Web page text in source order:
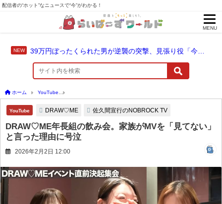
配信者の“ホット”なニュースで“今”がわかる！
MENU
ホーム YouTube
YouTube DRAW♡ME 佐久間宣行のNOBROCK TV
DRAW♡ME年長組の飲み会。家族がMVを「見てない」
と言った理由に号泣
2026年2月2日 12:00